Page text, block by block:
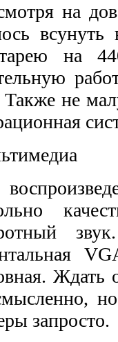
на
на
Также не
Ждать
запросто.